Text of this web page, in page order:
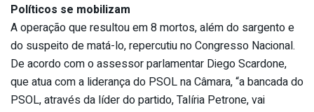
Políticos se mobilizam
A operação que resultou em 8 mortos, além do sargento e
do suspeito de matá-lo, repercutiu no Congresso Nacional.
De acordo com o assessor parlamentar Diego Scardone,
que atua com a liderança do PSOL na Câmara, “a bancada do
PSOL, através da líder do partido, Talíria Petrone, vai